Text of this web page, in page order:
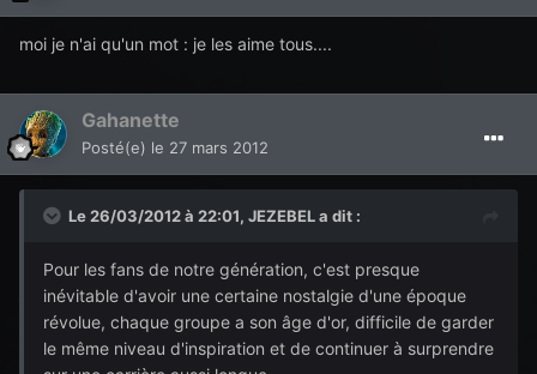
moi je n'ai qu'un mot : je les aime tous....
Gahanette
Posté(e) le 27 mars 2012
Le 26/03/2012 à 22:01, JEZEBEL a dit :
Pour les fans de notre génération, c'est presque
inévitable d'avoir une certaine nostalgie d'une époque
révolue, chaque groupe a son âge d'or, difficile de garder
le même niveau d'inspiration et de continuer à surprendre